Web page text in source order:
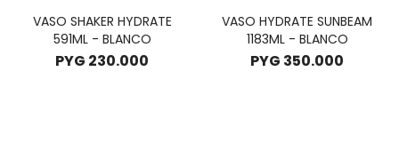
VASO SHAKER HYDRATE
591ML - BLANCO
PYG 230.000
VASO HYDRATE SUNBEAM
1183ML - BLANCO
PYG 350.000